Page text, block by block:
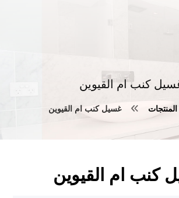
كنب ام القيوين
المنتجات غسيل كنب ام القيوين
كنب ام القيوين